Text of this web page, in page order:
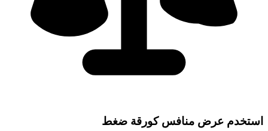
استخدم عرض منافس كورقة ضغط